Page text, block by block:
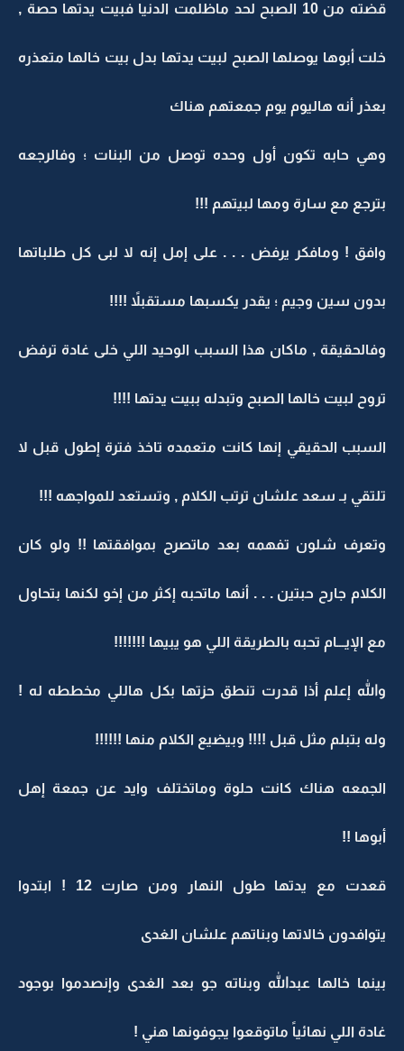
قضته من 10 الصبح لحد ماظلمت الدنيا فبيت يدتها حصة ,
خلت أبوها يوصلها الصبح لبيت يدتها بدل بيت خالها متعذره
بعذر أنه هاليوم يوم جمعتهم هناك
وهي حابه تكون أول وحده توصل من البنات ؛ وفالرجعه
بترجع مع سارة ومها لبيتهم !!!
وافق ! ومافكر يرفض . . . على إمل إنه لا لبى كل طلباتها
بدون سين وجيم ؛ يقدر يكسبها مستقبلاً !!!!
وفالحقيقة , ماكان هذا السبب الوحيد اللي خلى غادة ترفض
تروح لبيت خالها الصبح وتبدله ببيت يدتها !!!!
السبب الحقيقي إنها كانت متعمده تاخذ فترة إطول قبل لا
تلتقي بـ سعد علشان ترتب الكلام , وتستعد للمواجهه !!!
وتعرف شلون تفهمه بعد ماتصرح بموافقتها !! ولو كان
الكلام جارح حبتين . . . أنها ماتحبه إكثر من إخو لكنها بتحاول
مع الإيـــام تحبه بالطريقة اللي هو يبيها !!!!!!!
والله إعلم أذا قدرت تنطق حزتها بكل هاللي مخططه له !
وله بتبلم مثل قبل !!!! وبيضيع الكلام منها !!!!!!
الجمعه هناك كانت حلوة وماتختلف وايد عن جمعة إهل
أبوها !!
قعدت مع يدتها طول النهار ومن صارت 12 ! ابتدوا
يتوافدون خالاتها وبناتهم علشان الغدى
بينما خالها عبدالله وبناته جو بعد الغدى وإنصدموا بوجود
غادة اللي نهائياً ماتوقعوا يجوفونها هني !